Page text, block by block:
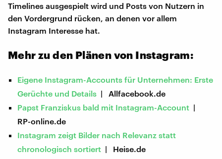
Timelines ausgespielt wird und Posts von Nutzern in
den Vordergrund rücken, an denen vor allem
Instagram Interesse hat.
Mehr zu den Plänen von Instagram:
Eigene Instagram-Accounts für Unternehmen: Erste
Gerüchte und Details | Allfacebook.de
Papst Franziskus bald mit Instagram-Account |
RP-online.de
Instagram zeigt Bilder nach Relevanz statt
chronologisch sortiert | Heise.de